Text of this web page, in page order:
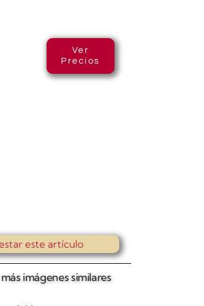
Ver
Precios
este artículo
imágenes similares